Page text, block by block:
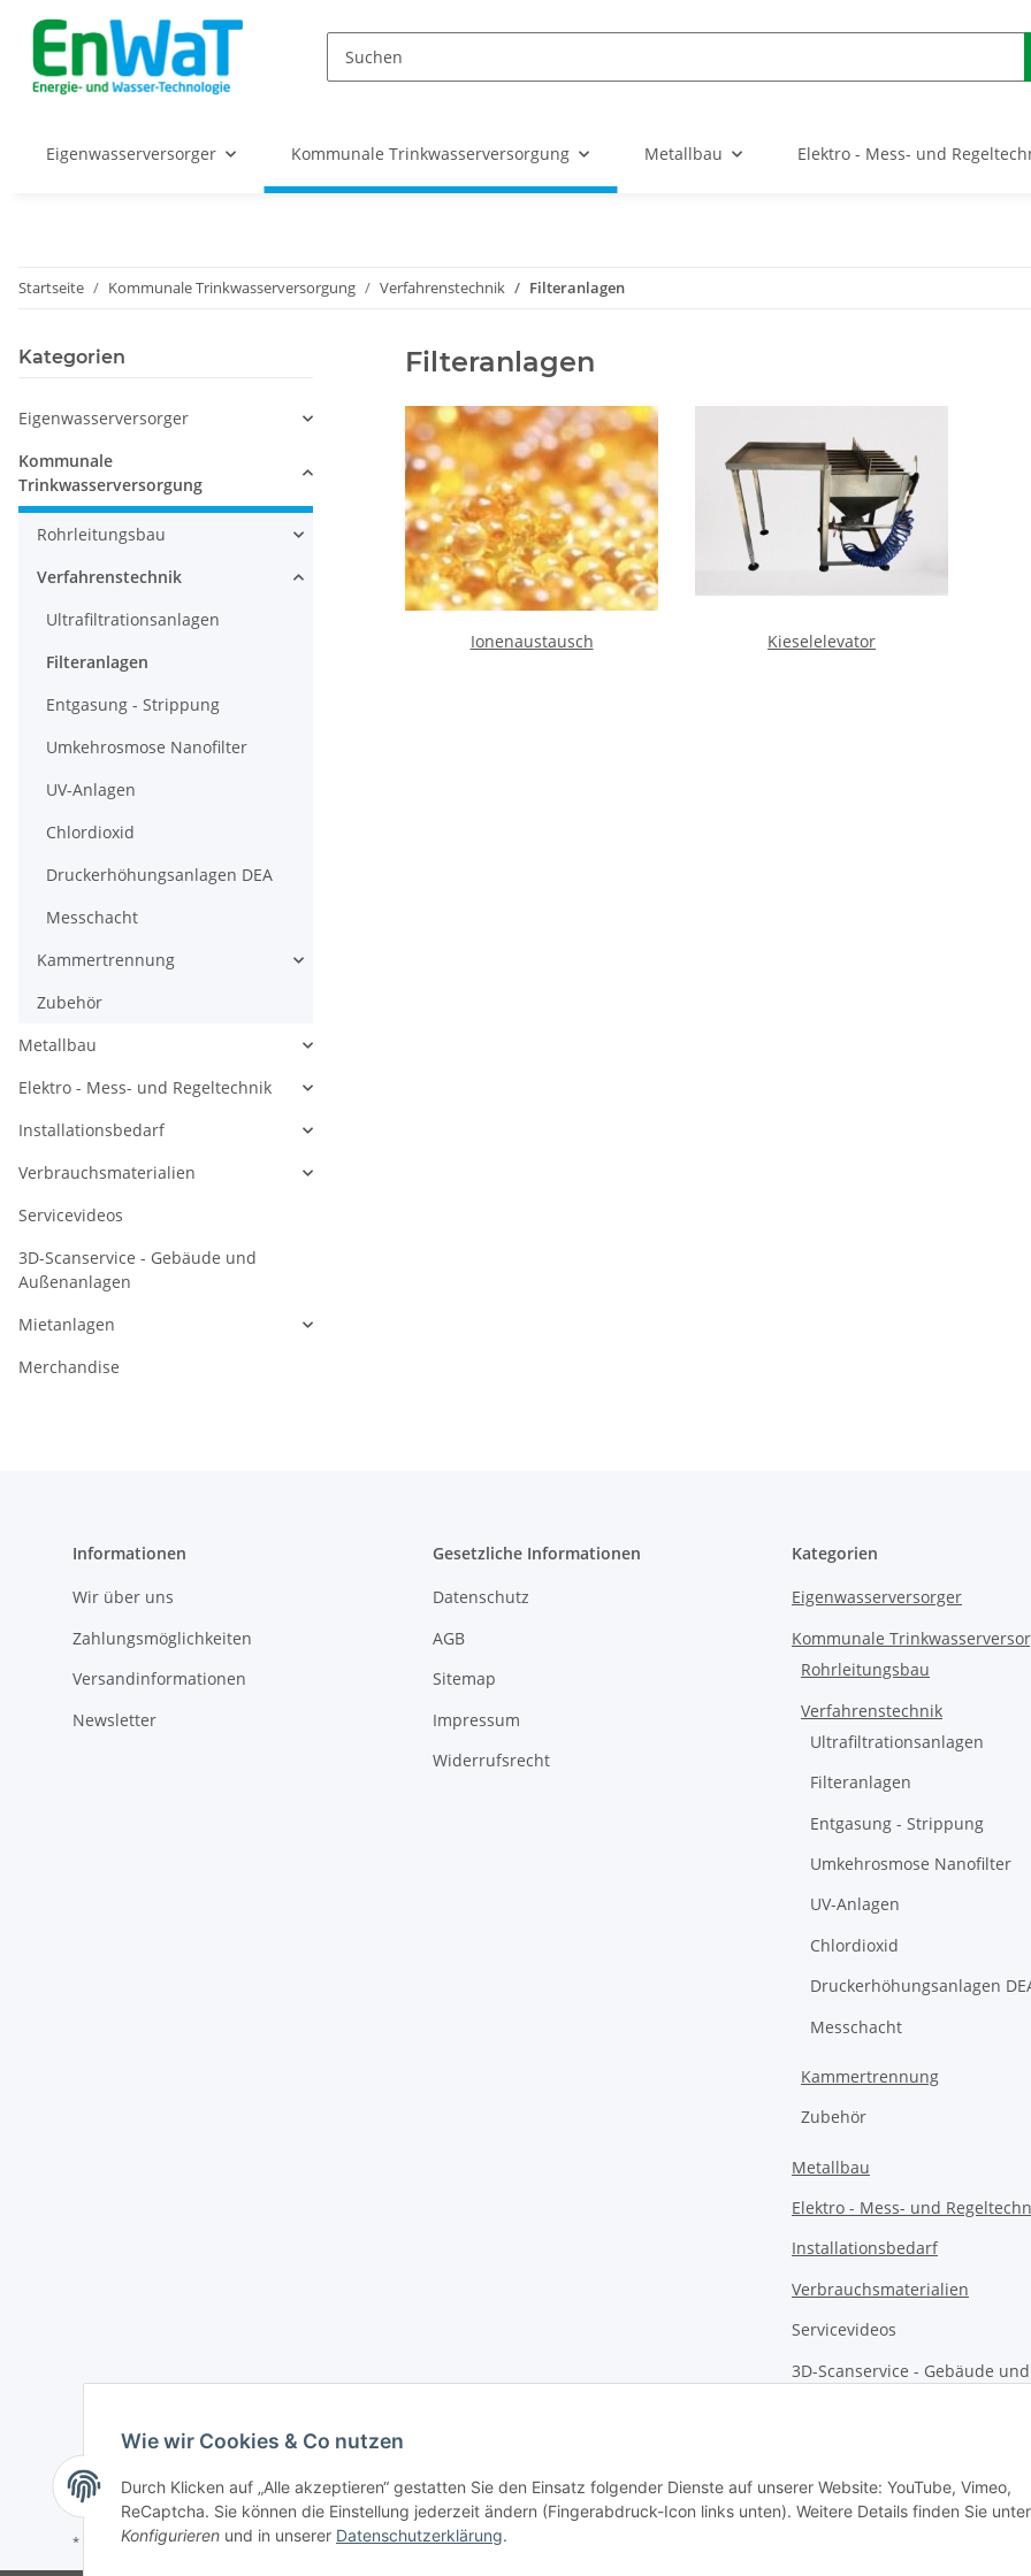
Eigenwasserversorger Kommunale Trinkwasserversorgung Metallbau Elektro - Mess- und
Startseite Kommunale Trinkwasserversorgung Verfahrenstechnik Filteranlagen
Filteranlagen
Ionenaustausch Kieselelevator
Kategorien
Eigenwasserversorger
Kommunale
Trinkwasserversorgung
Rohrleitungsbau
Verfahrenstechnik
Ultrafiltrationsanlagen
Filteranlagen
Entgasung - Strippung
Umkehrosmose Nanofilter
UV-Anlagen
Chlordioxid
Druckerhöhungsanlagen DEA
Messchacht
Kammertrennung
Zubehör
Metallbau
Elektro - Mess- und Regeltechnik
Installationsbedarf
Verbrauchsmaterialien
Servicevideos
3D-Scanservice - Gebäude und
Außenanlagen
Mietanlagen
Merchandise
Informationen
Wir über uns
Zahlungsmöglichkeiten
Versandinformationen
Newsletter
Gesetzliche Informationen
Datenschutz
AGB
Sitemap
Impressum
Widerrufsrecht
Kategorien
Eigenwasserversorger
Kommunale
Rohrleitungsbau
Verfahrenstechnik
Ultrafiltrationsanlagen
Filteranlagen
Entgasung - Strippung
Umkehrosmose Nanofilter
UV-Anlagen
Chlordioxid
Druckerhöhungsanlagen
Messchacht
Kammertrennung
Zubehör
Metallbau
Elektro - Mess- und
Installationsbedarf
Verbrauchsmaterialien
Servicevideos
3D-Scanservice - Gebäude und
Merchandise
* Alle Preise zzgl. gesetzlicher USt., zzgl.Versand
Wie wir Cookies & Co nutzen
Durch Klicken auf „Alle akzeptieren“ gestatten Sie den Einsatz folgender Dienste auf unserer Website: YouTube, Vimeo,
ReCaptcha. Sie können die Einstellung jederzeit ändern (Fingerabdruck-Icon links unten). Weitere Details finden Sie unter
Konfigurieren und in unserer Datenschutzerklärung.